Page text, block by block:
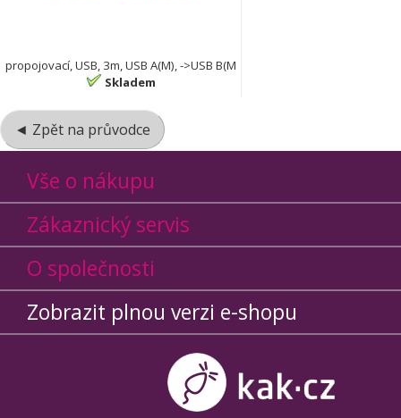
propojovací, USB, 3m, USB A(M), ->USB B(M
Skladem
◄ Zpět na průvodce
Vše o nákupu
Zákaznický servis
O společnosti
Zobrazit plnou verzi e-shopu